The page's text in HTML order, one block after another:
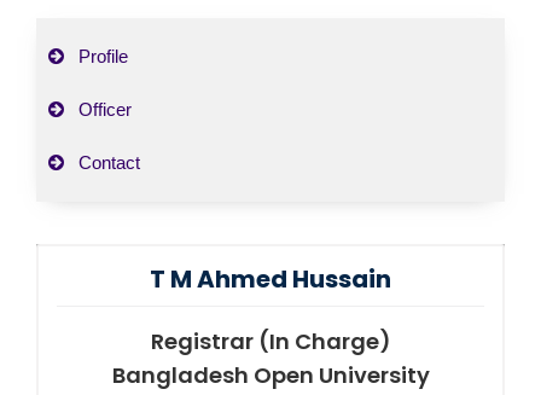
Profile
Officer
Contact
T M Ahmed Hussain
Registrar (In Charge)
Bangladesh Open University